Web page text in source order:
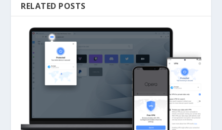
RELATED POSTS